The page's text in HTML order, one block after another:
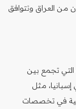
من العراق وتتوافق
التي تجمع بين
إسبانيا، مثل
في تخصصات